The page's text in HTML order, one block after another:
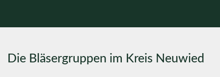
Die Bläsergruppen im Kreis Neuwied